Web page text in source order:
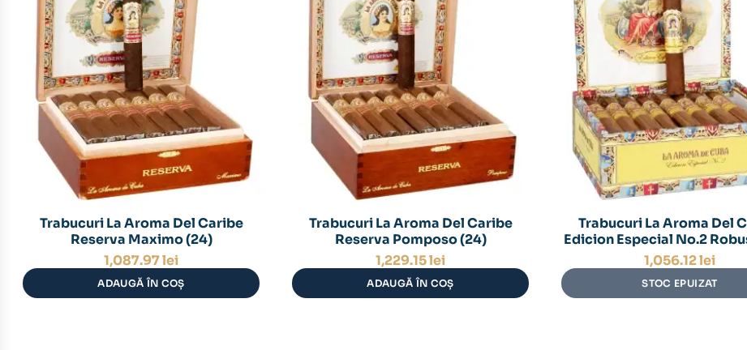
Trabucuri La Aroma Del Caribe
Reserva Maximo (24)
1,087.97lei
ADAUGĂ ÎN COȘ
Trabucuri La Aroma Del Caribe
Reserva Pomposo (24)
1,229.15lei
ADAUGĂ ÎN COȘ
Trabucuri La Aroma Del
Edicion Especial No.2
1,056.12lei
STOC EPUIZAT